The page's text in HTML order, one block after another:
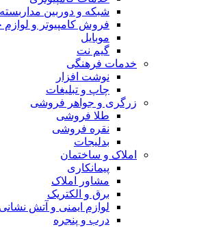
شبكه و دوربين مداربسته
فروش كامپيوتر و لوازم
موبایل
گیم نت
خدمات فرهنگی
نوشت افزار
چاپ و تبلیغات
زرگری و جواهر فروشی
طلا فروشی
نقره فروشی
بدلیجات
املاک و ساختمان
پیمانکاری
مشاور املاک
برق و الکتریک
لوازم ایمنی و آتش نشانی
درب و پنجره